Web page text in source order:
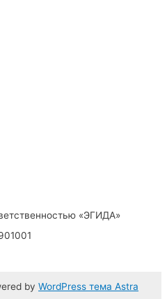
«ЭГИДА»
by WordPress тема Astra